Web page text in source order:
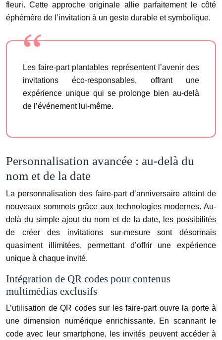
fleuri. Cette approche originale allie parfaitement le côté
éphémère de l’invitation à un geste durable et symbolique.
Les faire-part plantables représentent l’avenir des
invitations éco-responsables, offrant une
expérience unique qui se prolonge bien au-delà
de l’événement lui-même.
Personnalisation avancée : au-delà du
nom et de la date
La personnalisation des faire-part d’anniversaire atteint de
nouveaux sommets grâce aux technologies modernes. Au-
delà du simple ajout du nom et de la date, les possibilités
de créer des invitations sur-mesure sont désormais
quasiment illimitées, permettant d’offrir une expérience
unique à chaque invité.
Intégration de QR codes pour contenus
multimédias exclusifs
L’utilisation de QR codes sur les faire-part ouvre la porte à
une dimension numérique enrichissante. En scannant le
code avec leur smartphone, les invités peuvent accéder à